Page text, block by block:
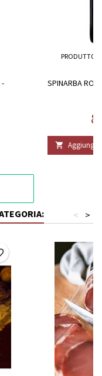
-
SPINARBA
 Aggiungi
>
<